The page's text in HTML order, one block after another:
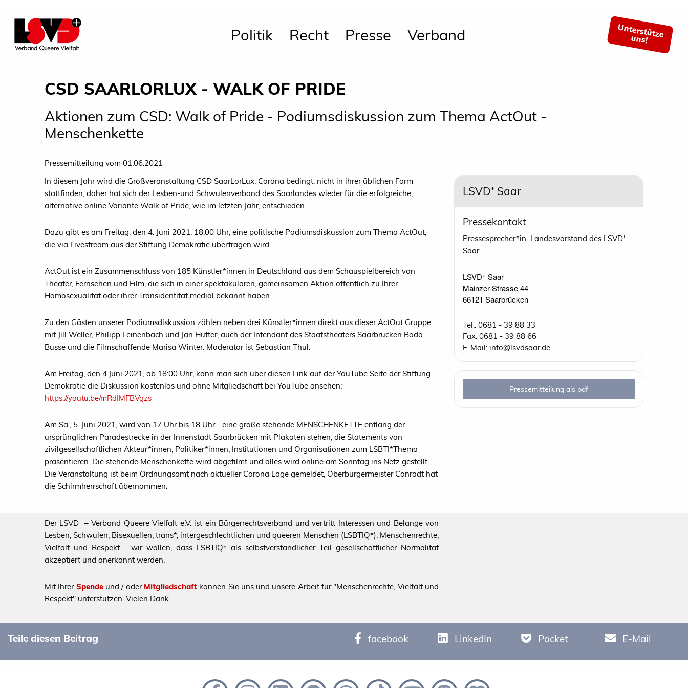
Politik Recht Presse Verband Unterstütze
uns!
CSD SAARLORLUX - WALK OF PRIDE
Aktionen zum CSD: Walk of Pride - Podiumsdiskussion zum Thema ActOut -
Menschenkette
Pressemitteilung vom 01.06.2021
In diesem Jahr wird die Großveranstaltung CSD SaarLorLux, Corona bedingt, nicht in ihrer üblichen Form
stattfinden, daher hat sich der Lesben-und Schwulenverband des Saarlandes wieder für die erfolgreiche,
alternative online Variante Walk of Pride, wie im letzten Jahr, entschieden.
Dazu gibt es am Freitag, den 4. Juni 2021, 18:00 Uhr, eine politische Podiumsdiskussion zum Thema ActOut,
die via Livestream aus der Stiftung Demokratie übertragen wird.
ActOut ist ein Zusammenschluss von 185 Künstler*innen in Deutschland aus dem Schauspielbereich von
Theater, Fernsehen und Film, die sich in einer spektakulären, gemeinsamen Aktion öffentlich zu Ihrer
Homosexualität oder ihrer Transidentität medial bekannt haben.
Zu den Gästen unserer Podiumsdiskussion zählen neben drei Künstler*innen direkt aus dieser ActOut Gruppe
mit Jill Weller, Philipp Leinenbach und Jan Hutter, auch der Intendant des Staatstheaters Saarbrücken Bodo
Busse und die Filmschaffende Marisa Winter. Moderator ist Sebastian Thul.
Am Freitag, den 4.Juni 2021, ab 18:00 Uhr, kann man sich über diesen Link auf der YouTube Seite der Stiftung
Demokratie die Diskussion kostenlos und ohne Mitgliedschaft bei YouTube ansehen:
https://youtu.be/mRdIMFBVgzs
Am Sa., 5. Juni 2021, wird von 17 Uhr bis 18 Uhr - eine große stehende MENSCHENKETTE entlang der
ursprünglichen Paradestrecke in der Innenstadt Saarbrücken mit Plakaten stehen, die Statements von
zivilgesellschaftlichen Akteur*innen, Politiker*innen, Institutionen und Organisationen zum LSBTI*Thema
präsentieren. Die stehende Menschenkette wird abgefilmt und alles wird online am Sonntag ins Netz gestellt.
Die Veranstaltung ist beim Ordnungsamt nach aktueller Corona Lage gemeldet, Oberbürgermeister Conradt hat
die Schirmherrschaft übernommen.
LSVD⁺ Saar
Pressekontakt
Pressesprecher*in Landesvorstand des LSVD⁺
Saar
LSVD⁺ Saar
Mainzer Strasse 44
66121 Saarbrücken
Tel.: 0681 - 39 88 33
Fax: 0681 - 39 88 66
E-Mail: info@lsvdsaar.de
Pressemitteilung als pdf
Der LSVD⁺ – Verband Queere Vielfalt e.V. ist ein Bürgerrechtsverband und vertritt Interessen und Belange von
Lesben, Schwulen, Bisexuellen, trans*, intergeschlechtlichen und queeren Menschen (LSBTIQ*). Menschenrechte,
Vielfalt und Respekt - wir wollen, dass LSBTIQ* als selbstverständlicher Teil gesellschaftlicher Normalität
akzeptiert und anerkannt werden.
Mit Ihrer Spendeund / oder Mitgliedschaftkönnen Sie uns und unsere Arbeit für "Menschenrechte, Vielfalt und
Respekt" unterstützen. Vielen Dank.
Teile diesen Beitrag facebook LinkedIn Pocket E-Mail